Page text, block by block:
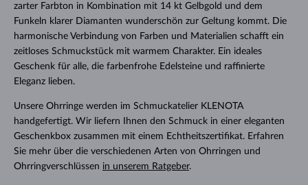
zarter Farbton in Kombination mit 14 kt Gelbgold und dem
Funkeln klarer Diamanten wunderschön zur Geltung kommt. Die
harmonische Verbindung von Farben und Materialien schafft ein
zeitloses Schmuckstück mit warmem Charakter. Ein ideales
Geschenk für alle, die farbenfrohe Edelsteine ​​und raffinierte
Eleganz lieben.
Unsere Ohrringe werden im Schmuckatelier KLENOTA
handgefertigt. Wir liefern Ihnen den Schmuck in einer eleganten
Geschenkbox zusammen mit einem Echtheitszertifikat. Erfahren
Sie mehr über die verschiedenen Arten von Ohrringen und
Ohrringverschlüssen in unserem Ratgeber.